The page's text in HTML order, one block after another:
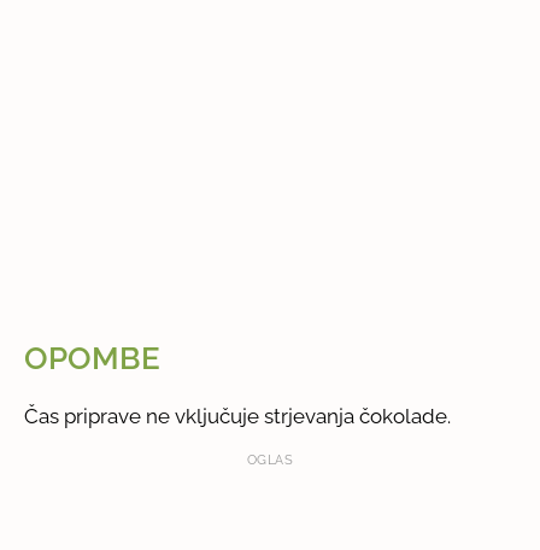
OPOMBE
Čas priprave ne vključuje strjevanja čokolade.
OGLAS